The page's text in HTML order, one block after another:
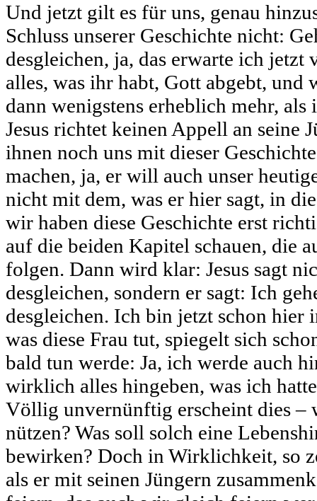
Und jetzt gilt es für uns, genau
Schluss unserer Geschichte nicht:
desgleichen, ja, das erwarte ich jetzt
alles, was ihr habt, Gott abgebt, und
dann wenigstens erheblich mehr,
Jesus richtet keinen Appell an seine
ihnen noch uns mit dieser
machen, ja, er will auch unser
nicht mit dem, was er hier sagt, in
wir haben diese Geschichte erst
auf die beiden Kapitel schauen, die
folgen. Dann wird klar: Jesus sagt
desgleichen, sondern er sagt: Ich
desgleichen. Ich bin jetzt schon hier
was diese Frau tut, spiegelt sich
bald tun werde: Ja, ich werde auch
wirklich alles hingeben, was ich
Völlig unvernünftig erscheint dies –
nützen? Was soll solch eine
bewirken? Doch in Wirklichkeit, so
als er mit seinen Jüngern